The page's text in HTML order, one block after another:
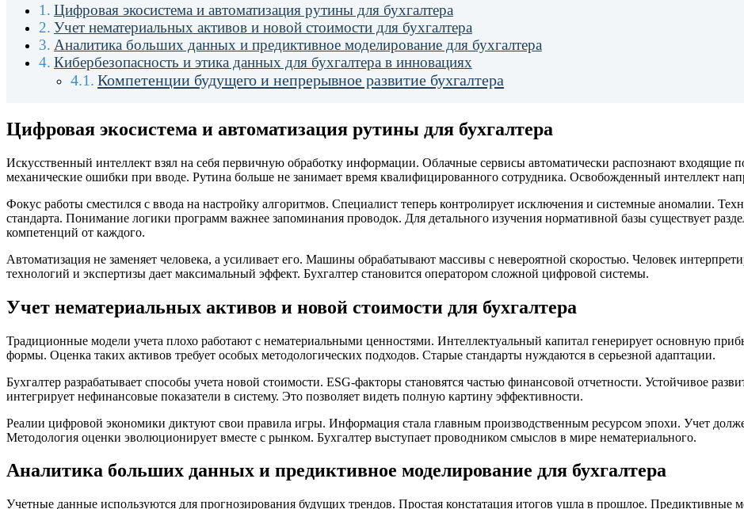
Цифровая экосистема и автоматизация рутины для бухгалтера
Учет нематериальных активов и новой стоимости для бухгалтера
Аналитика больших данных и предиктивное моделирование для бухгалтера
Кибербезопасность и этика данных для бухгалтера в инновациях
Компетенции будущего и непрерывное развитие бухгалтера
Цифровая экосистема и автоматизация рутины для бухгалтера
Искусственный интеллект взял на себя первичную обработку информации. Облачные сервисы автоматически распознают
механические ошибки при вводе. Рутина больше не занимает время квалифицированного сотрудника. Освобожденный интеллект
Фокус работы сместился с ввода на настройку алгоритмов. Специалист теперь контролирует исключения и системные аномалии.
стандарта. Понимание логики программ важнее запоминания проводок. Для детального изучения нормативной базы существует
компетенций от каждого.
Автоматизация не заменяет человека, а усиливает его. Машины обрабатывают массивы с невероятной скоростью. Человек
технологий и экспертизы дает максимальный эффект. Бухгалтер становится оператором сложной цифровой системы.
Учет нематериальных активов и новой стоимости для бухгалтера
Традиционные модели учета плохо работают с нематериальными ценностями. Интеллектуальный капитал генерирует основную
формы. Оценка таких активов требует особых методологических подходов. Старые стандарты нуждаются в серьезной адаптации.
Бухгалтер разрабатывает способы учета новой стоимости. ESG-факторы становятся частью финансовой отчетности. Устойчивое
интегрирует нефинансовые показатели в систему. Это позволяет видеть полную картину эффективности.
Реалии цифровой экономики диктуют свои правила игры. Информация стала главным производственным ресурсом эпохи. Учет
Методология оценки эволюционирует вместе с рынком. Бухгалтер выступает проводником смыслов в мире нематериального.
Аналитика больших данных и предиктивное моделирование для бухгалтера
Учетные данные используются для прогнозирования будущих трендов. Простая констатация итогов ушла в прошлое. Предиктивные